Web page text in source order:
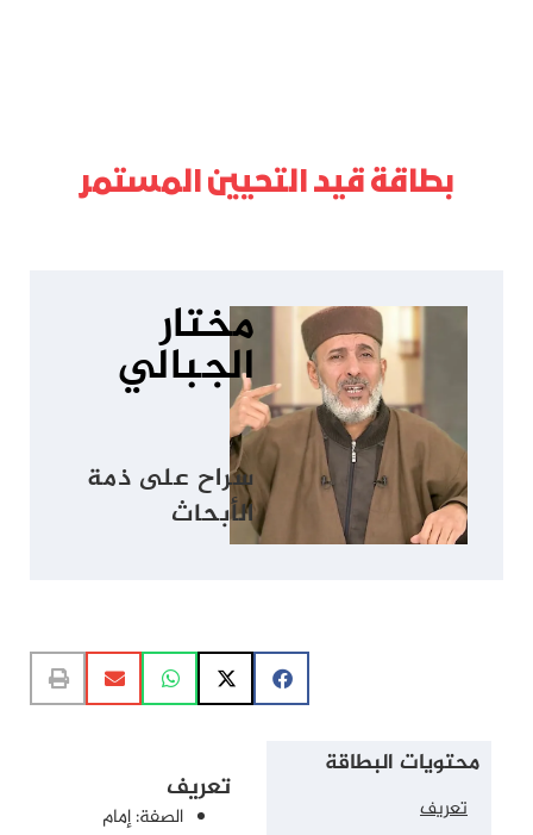
بطاقة قيد التحيين المستمر
مختار
الجبالي
سراح على ذمة
الأبحاث
محتويات البطاقة
تعريف
تعريف
الصفة: إمام